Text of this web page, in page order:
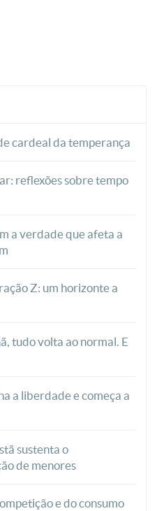
cardeal da temperança
reflexões sobre tempo
a verdade que afeta a
Z: um horizonte a
tudo volta ao normal. E
a liberdade e começa a
sustenta o
de menores
e do consumo